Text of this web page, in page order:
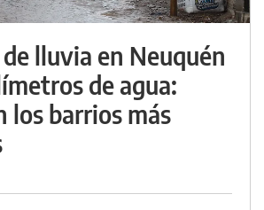
lluvia en Neuquén
de agua:
los barrios más